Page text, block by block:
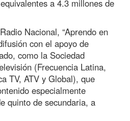
a 4.3 millones de
Nacional, “Aprendo en
con el apoyo de
como la Sociedad
(Frecuencia Latina,
TV, ATV y Global), que
especialmente
quinto de secundaria, a